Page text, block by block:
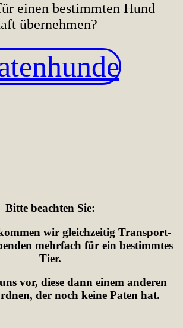
einen bestimmten Hund
übernehmen?
Bitte beachten Sie:
wir gleichzeitig Transport-
mehrfach für ein bestimmtes
Tier.
vor, diese dann einem anderen
der noch keine Paten hat.